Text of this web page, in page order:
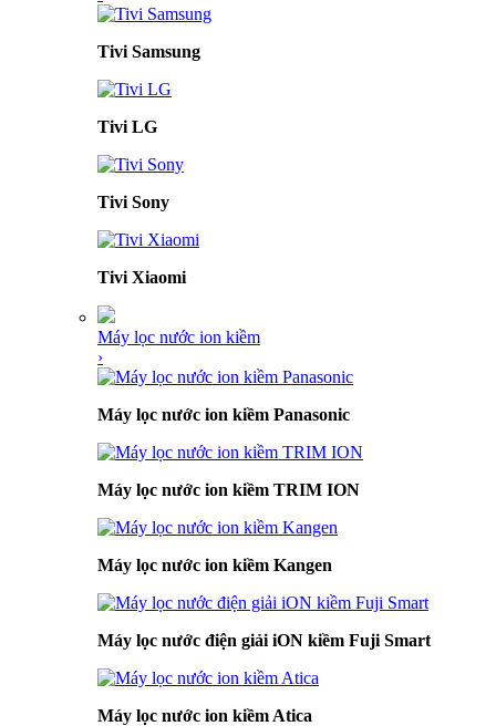
Tivi Samsung
Tivi LG
Tivi Sony
Tivi Xiaomi
Máy lọc nước ion kiềm
›
Máy lọc nước ion kiềm Panasonic
Máy lọc nước ion kiềm TRIM ION
Máy lọc nước ion kiềm Kangen
Máy lọc nước điện giải iON kiềm Fuji Smart
Máy lọc nước ion kiềm Atica